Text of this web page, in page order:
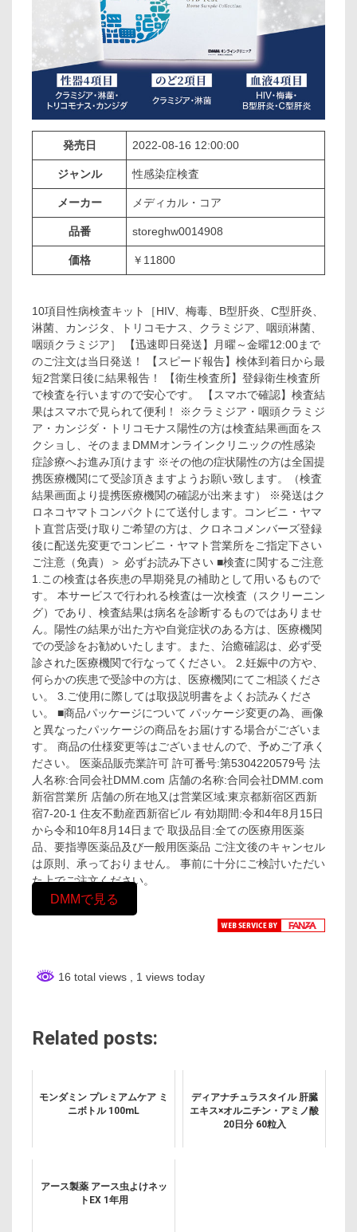
発売日 2022-08-16 12:00:00
ジャンル 性感染症検査
メーカー メディカル・コア
品番 storeghw0014908
価格 ￥11800
10項目性病検査キット［HIV、梅毒、B型肝炎、C型肝炎、
淋菌、カンジタ、トリコモナス、クラミジア、咽頭淋菌、
咽頭クラミジア］ 【迅速即日発送】月曜～金曜12:00まで
のご注文は当日発送！ 【スピード報告】検体到着日から最
短2営業日後に結果報告！ 【衛生検査所】登録衛生検査所
で検査を行いますので安心です。 【スマホで確認】検査結
果はスマホで見られて便利！ ※クラミジア・咽頭クラミジ
ア・カンジダ・トリコモナス陽性の方は検査結果画面をス
クショし、そのままDMMオンラインクリニックの性感染
症診療へお進み頂けます ※その他の症状陽性の方は全国提
携医療機関にて受診頂きますようお願い致します。（検査
結果画面より提携医療機関の確認が出来ます） ※発送はク
ロネコヤマトコンパクトにて送付します。コンビニ・ヤマ
ト直営店受け取りご希望の方は、クロネコメンバーズ登録
後に配送先変更でコンビニ・ヤマト営業所をご指定下さい
ご注意（免責）＞ 必ずお読み下さい ■検査に関するご注意
1.この検査は各疾患の早期発見の補助として用いるもので
す。 本サービスで行われる検査は一次検査（スクリーニン
グ）であり、検査結果は病名を診断するものではありませ
ん。陽性の結果が出た方や自覚症状のある方は、医療機関
での受診をお勧めいたします。また、治癒確認は、必ず受
診された医療機関で行なってください。 2.妊娠中の方や、
何らかの疾患で受診中の方は、医療機関にてご相談くださ
い。 3.ご使用に際しては取扱説明書をよくお読みくださ
い。 ■商品パッケージについて パッケージ変更の為、画像
と異なったパッケージの商品をお届けする場合がございま
す。 商品の仕様変更等はございませんので、予めご了承く
ださい。 医薬品販売業許可 許可番号:第5304220579号 法
人名称:合同会社DMM.com 店舗の名称:合同会社DMM.com
新宿営業所 店舗の所在地又は営業区域:東京都新宿区西新
宿7-20-1 住友不動産西新宿ビル 有効期間:令和4年8月15日
から令和10年8月14日まで 取扱品目:全ての医療用医薬
品、要指導医薬品及び一般用医薬品 ご注文後のキャンセル
は原則、承っておりません。 事前に十分にご検討いただい
た上でご注文ください。
DMMで見る
16 total views , 1 views today
Related posts:
モンダミン プレミアムケア ミ
ニボトル 100mL
ディアナチュラスタイル 肝臓
エキス×オルニチン・アミノ酸
20日分 60粒入
アース製薬 アース虫よけネッ
トEX 1年用